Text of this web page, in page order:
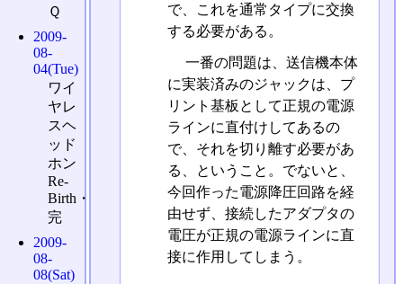
で、これを通常タイプに交換
する必要がある。
一番の問題は、送信機本体
に実装済みのジャックは、プ
リント基板として正規の電源
ラインに直付けしてあるの
で、それを切り離す必要があ
る、ということ。でないと、
今回作った電源降圧回路を経
由せず、接続したアダプタの
電圧が正規の電源ラインに直
接に作用してしまう。
Ｑ
2009-
08-
04(Tue)
ワイ
ヤレ
スヘ
ッド
ホン
Re-
Birth・
完
2009-
08-
08(Sat)